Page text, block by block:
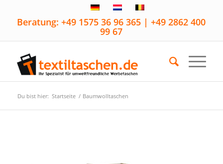
Beratung: +49 1575 36 96 365 | +49 2862 400
99 67
Du bist hier: Startseite / Baumwolltaschen